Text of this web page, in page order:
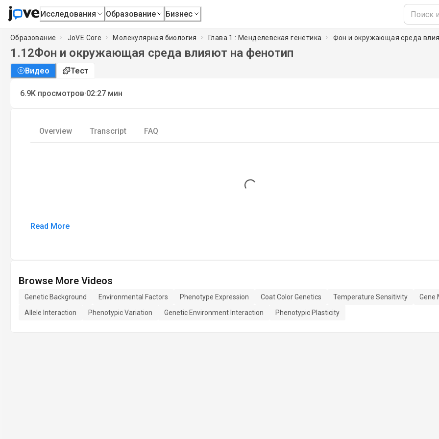
Исследования Образование Бизнес
Образование JoVE Core Молекулярная биология Глава 1 : Менделевская генетика Фон и окружающая среда
1.12Фон и окружающая среда влияют на фенотип
Видео Тест
6.9K просмотров·02:27 мин
Overview Transcript FAQ
Loading...
Read More
Browse More Videos
Genetic Background Environmental Factors Phenotype Expression Coat Color Genetics Temperature Sensitivity
Gene
Allele Interaction
Phenotypic Variation Genetic Environment Interaction Phenotypic Plasticity